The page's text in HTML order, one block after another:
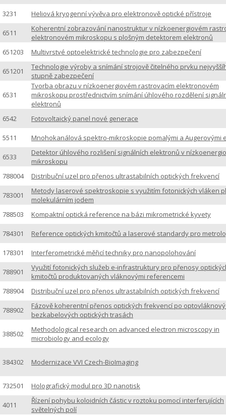
3231 Heliová kryogenní vývěva pro elektronově optické přístroje
6511
Koherentní zobrazování nanostruktur v nízkoenergiovém
elektronovém mikroskopu s plošným detektorem elektronů
651203
Multivrstvé optoelektrické technologie pro zabezpečení
651201
Technologie výroby a snímání strojově čitelného prvku
stupně zabezpečení
6531
Tvorba obrazu v nízkoenergiovém rastrovacím elektronovém
mikroskopu prostřednictvím snímání úhlového rozdělení
elektronů
6542
Fotovoltaický panel nové generace
5511 Mnohokanálová spektro-mikroskopie pomalými a Augerovými
6533
Detektor úhlového rozlišení signálních elektronů v
mikroskopu
788004
Distribuční uzel pro přenos ultrastabilních optických frekvencí
783001
Metody laserové spektroskopie s využitím fotonických vláken
molekulárním jodem
788503
Kompaktní optická reference na bázi mikrometrické kyvety
784301 Reference optických kmitočtů a laserové standardy pro
178301 Interferometrické měřicí techniky pro nanopolohování
788901
Využití fotonických služeb e-infrastruktury pro přenosy
kmitočtů produktovaných vláknovými referencemi
788904
Distribuční uzel pro přenos ultrastabilních optických frekvencí
788902
Fázově koherentní přenos optických frekvencí po
bezkabelových optických trasách
388502
Methodological research on advanced electron microscopy in
microbiology and ecology
384302 Modernizace VVI Czech-BioImaging
732501 Holografický modul pro 3D nanotisk
4011
Řízení pohybu koloidních částic v roztoku pomocí interferujících
světelných polí